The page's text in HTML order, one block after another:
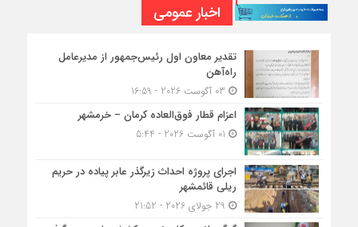
اخبار عمومی
تقدیر معاون اول رئیس‌جمهور از مدیرعامل
راه‌آهن
اعزام قطار فوق‌العاده کرمان – خرمشهر
اجرای پروژه احداث زیرگذر عابر پیاده در حریم
ریلی قائمشهر